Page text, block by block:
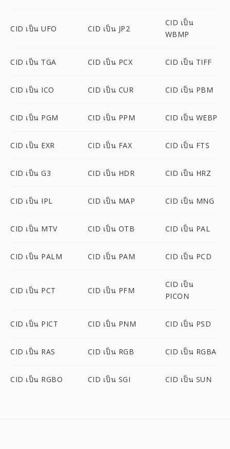
CID เป็น UFO CID เป็น JP2
CID เป็น
WBMP
CID เป็น TGA CID เป็น PCX CID เป็น TIFF
CID เป็น ICO CID เป็น CUR CID เป็น PBM
CID เป็น PGM CID เป็น PPM CID เป็น WEBP
CID เป็น EXR CID เป็น FAX CID เป็น FTS
CID เป็น G3 CID เป็น HDR CID เป็น HRZ
CID เป็น IPL CID เป็น MAP CID เป็น MNG
CID เป็น MTV CID เป็น OTB CID เป็น PAL
CID เป็น PALM CID เป็น PAM CID เป็น PCD
CID เป็น PCT CID เป็น PFM
CID เป็น
PICON
CID เป็น PICT CID เป็น PNM CID เป็น PSD
CID เป็น RAS CID เป็น RGB CID เป็น RGBA
CID เป็น RGBO CID เป็น SGI CID เป็น SUN